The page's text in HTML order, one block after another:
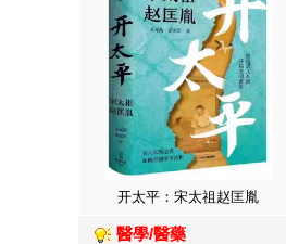
开太平：宋太祖赵匡胤
醫學/醫藥